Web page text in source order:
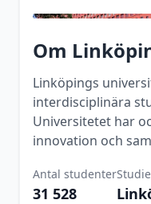
Om
Linköpings
interdisciplinära
Universitetet har
innovation och
Antal studenter
31 528